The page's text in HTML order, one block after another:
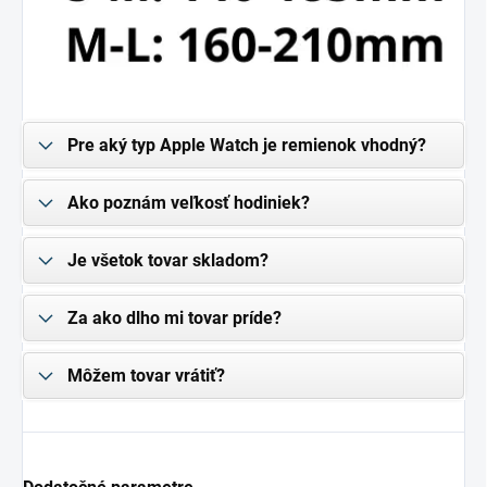
Pre aký typ Apple Watch je remienok vhodný?
Ako poznám veľkosť hodiniek?
Je všetok tovar skladom?
Za ako dlho mi tovar príde?
Môžem tovar vrátiť?